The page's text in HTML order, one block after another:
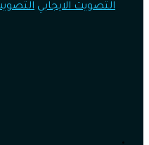
التصويت الايجابي